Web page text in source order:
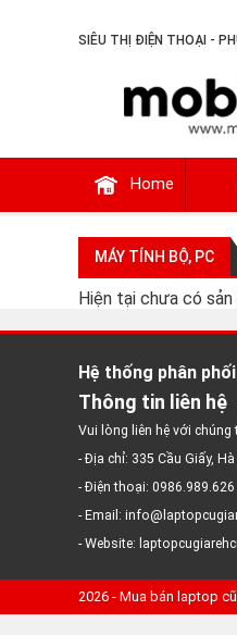
SIÊU THỊ ĐIỆN THOẠI -
Home
MÁY TÍNH BỘ, PC
Hiện tại chưa có
Hệ thống phân
Thông tin liên hệ
Vui lòng liên hệ với
- Địa chỉ: 335 Cầu Giấy,
- Điện thoại:
- Email:
- Website:
2026 - Mua bán laptop